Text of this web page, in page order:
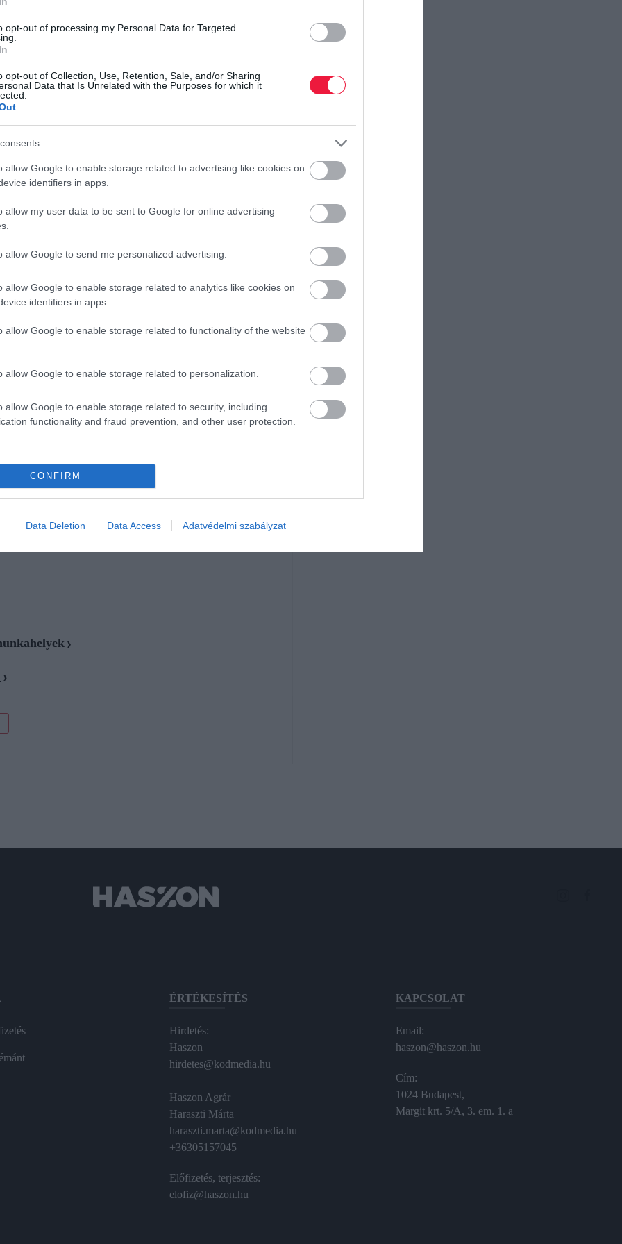
opt-out of processing my Personal Data for Targeted
opt-out of Collection, Use, Retention, Sale, and/or Sharing
Data that Is Unrelated with the Purposes for which it
allow Google to enable storage related to advertising like cookies on
identifiers in apps.
allow my user data to be sent to Google for online advertising
allow Google to send me personalized advertising.
allow Google to enable storage related to analytics like cookies on
identifiers in apps.
allow Google to enable storage related to functionality of the website
allow Google to enable storage related to personalization.
allow Google to enable storage related to security, including
functionality and fraud prevention, and other user protection.
CONFIRM
Data Deletion Data Access Adatvédelmi szabályzat
húzódnak meg. Peter Duris, a Kickresume
tömegessé válása komoly vészjelzés a vállalatok
kényszerülnek, hogy a mosdóba meneküljenek, az
A tanulmány érdekes nemi és generációs különbségekre is
(48%) élnek a mosdóba menekülés eszközével, mint
a legérzékenyebbek: náluk ez az arány eléri az 51
csupán a 30 százaléka választja ezt a fajta elvonulást.
korlátozásában vagy a dolgozók ellenőrzésében
a nehézségekkel küzdő alkalmazottaknak és a
nyílt és empatikus kommunikációt válasszák. A
és olyan támogató környezetet kell teremteniük, ahol a
keretek között valósul meg -írjaa HR Portal.
a dolgozókat a cégek az irodába
amely szoros összefüggést mutatott ki a
között. A kutatás rávilágít, hogy a támogató szervezeti
hanem súlyos fizikai tünetekhez is vezethet. Az
cégnél kezd dolgozni,
gyógyszert(köztük vérnyomás- és koleszterincsökkentőt)
a „soft” területeket, valójában a munkavállalói
ÉRTÉKESÍTÉS
Hirdetés:
Haszon
hirdetes@kodmedia.hu
Haszon Agrár
Haraszti Márta
haraszti.marta@kodmedia.hu
+36305157045
Előfizetés, terjesztés:
elofiz@haszon.hu
KAPCSOLAT
Email:
haszon@haszon.hu
Cím:
1024 Budapest,
Margit krt. 5/A, 3. em. 1. a